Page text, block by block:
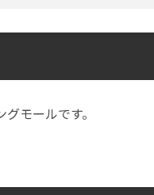
モールです。